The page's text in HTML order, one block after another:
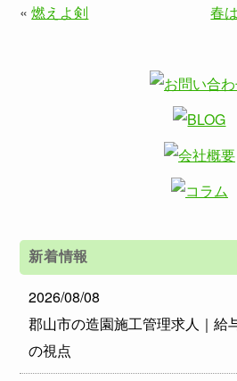
«燃えよ剣 春
新着情報
2026/08/08
郡山市の造園施工管理求人｜給
の視点